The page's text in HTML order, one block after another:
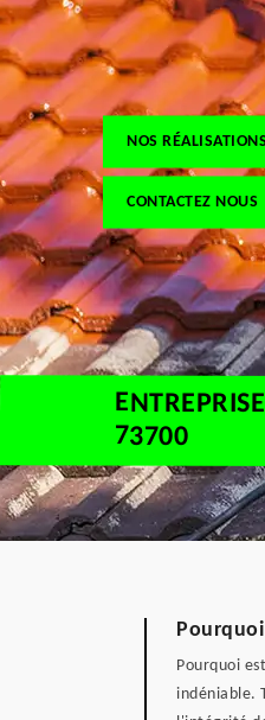
NOS
CONTACTEZ NOUS
73700
Pourquoi
indéniable.